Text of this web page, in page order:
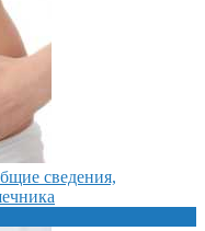
сведения,